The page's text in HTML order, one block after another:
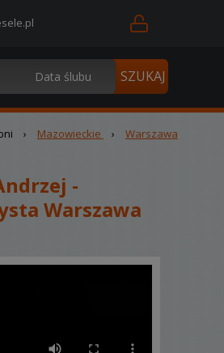
› Mazowieckie › Warszawa
-
Warszawa